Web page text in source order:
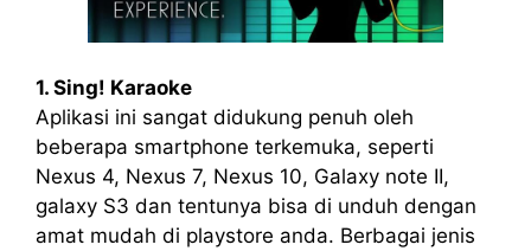
1. Sing! Karaoke
Aplikasi ini sangat didukung penuh oleh
beberapa smartphone terkemuka, seperti
Nexus 4, Nexus 7, Nexus 10, Galaxy note II,
galaxy S3 dan tentunya bisa di unduh dengan
amat mudah di playstore anda. Berbagai jenis